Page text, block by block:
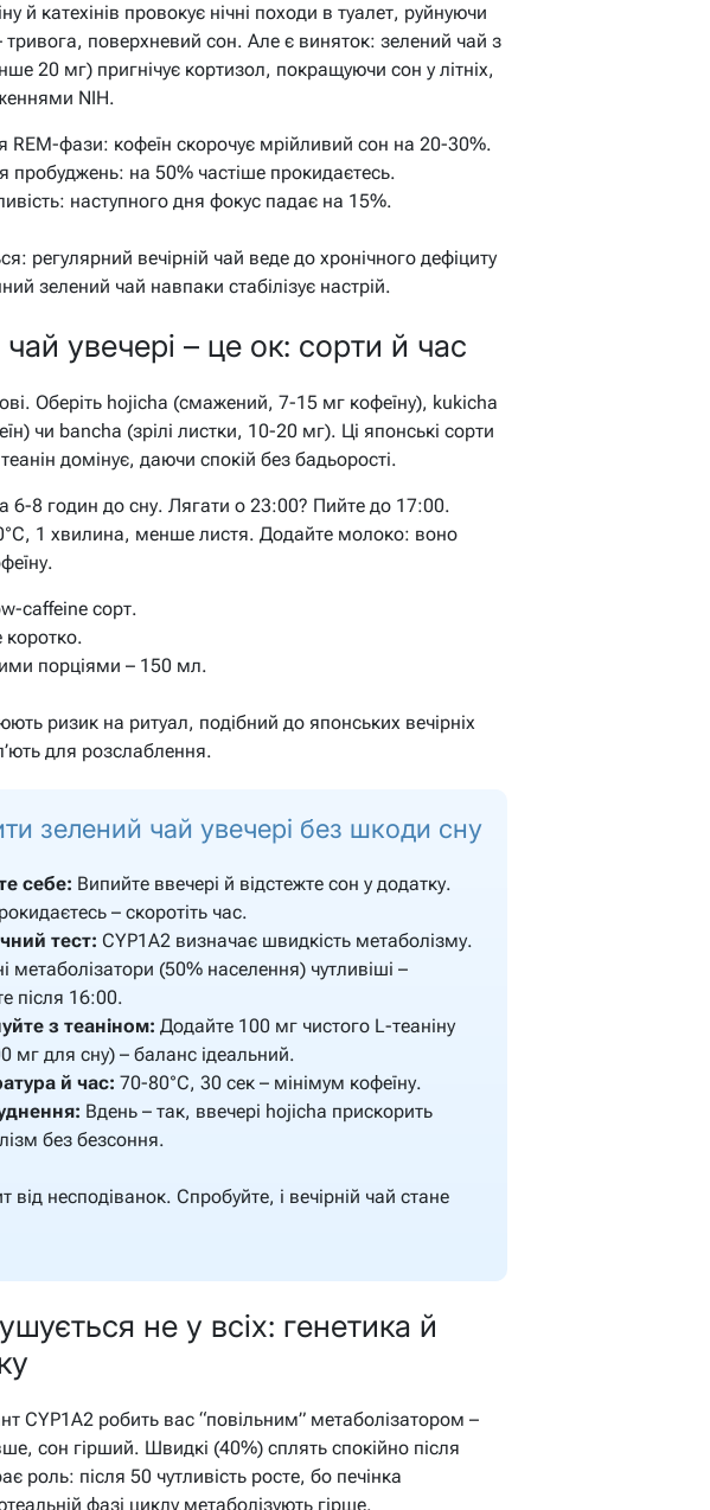
й катехінів провокує нічні походи в туалет, руйнуючи
тривога, поверхневий сон. Але є виняток: зелений чай з
20 мг) пригнічує кортизол, покращуючи сон у літніх,
NIH.
фази: кофеїн скорочує мрійливий сон на 20-30%.
пробуджень: на 50% частіше прокидаєтесь.
наступного дня фокус падає на 15%.
регулярний вечірній чай веде до хронічного дефіциту
зелений чай навпаки стабілізує настрій.
увечері – це ок: сорти й час
Оберіть hojicha (смажений, 7-15 мг кофеїну), kukicha
чи bancha (зрілі листки, 10-20 мг). Ці японські сорти
домінує, даючи спокій без бадьорості.
6-8 годин до сну. Лягати о 23:00? Пийте до 17:00.
1 хвилина, менше листя. Додайте молоко: воно
caffeine сорт.
порціями – 150 мл.
ризик на ритуал, подібний до японських вечірніх
для розслаблення.
зелений чай увечері без шкоди сну
себе: Випийте ввечері й відстежте сон у додатку.
– скоротіть час.
тест: CYP1A2 визначає швидкість метаболізму.
метаболізатори (50% населення) чутливіші –
після 16:00.
з теаніном: Додайте 100 мг чистого L-теаніну
мг для сну) – баланс ідеальний.
й час: 70-80°C, 30 сек – мінімум кофеїну.
Вдень – так, ввечері hojicha прискорить
без безсоння.
несподіванок. Спробуйте, і вечірній чай стане
не у всіх: генетика й
CYP1A2 робить вас “повільним” метаболізатором –
сон гірший. Швидкі (40%) сплять спокійно після
роль: після 50 чутливість росте, бо печінка
фазі циклу метаболізують гірше.